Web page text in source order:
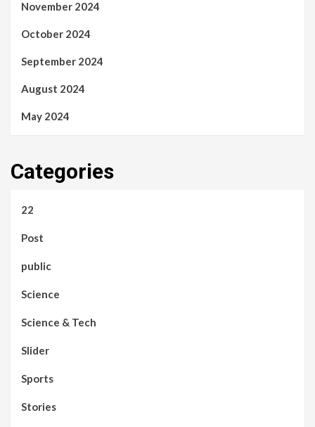
November 2024
October 2024
September 2024
August 2024
May 2024
Categories
22
Post
public
Science
Science & Tech
Slider
Sports
Stories